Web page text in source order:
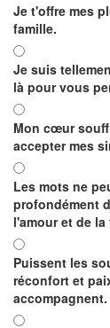
Je t'offre mes
famille.
Je suis
là pour vous
Mon cœur
accepter mes
Les mots ne
profondément
l'amour et de la
Puissent les
réconfort et
accompagnent.